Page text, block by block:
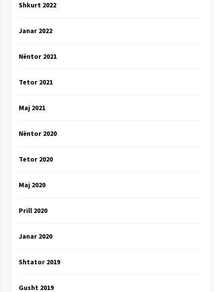
Shkurt 2022
Janar 2022
Nëntor 2021
Tetor 2021
Maj 2021
Nëntor 2020
Tetor 2020
Maj 2020
Prill 2020
Janar 2020
Shtator 2019
Gusht 2019